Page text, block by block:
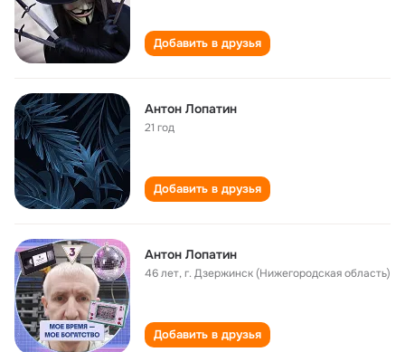
Добавить в друзья
Антон Лопатин
21 год
Добавить в друзья
Антон Лопатин
46 лет,г. Дзержинск (Нижегородская область)
Добавить в друзья